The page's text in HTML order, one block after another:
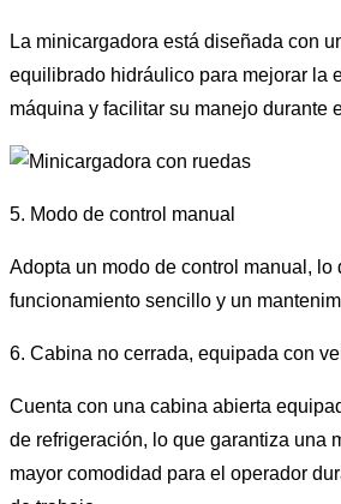
La minicargadora está diseñada con
equilibrado hidráulico para mejorar la
máquina y facilitar su manejo durante
5. Modo de control manual
Adopta un modo de control manual, lo
funcionamiento sencillo y un
6. Cabina no cerrada, equipada con
Cuenta con una cabina abierta
de refrigeración, lo que garantiza una
mayor comodidad para el operador